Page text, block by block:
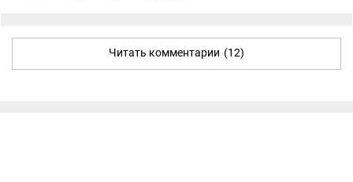
Читать комментарии (12)